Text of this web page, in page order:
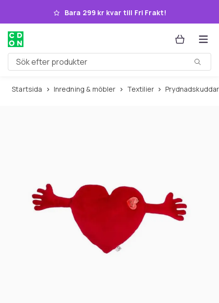
Hoppa till huvudinnehållet
Bara 299 kr kvar till Fri Frakt!
Sök efter produkter
Startsida Inredning & möbler Textilier